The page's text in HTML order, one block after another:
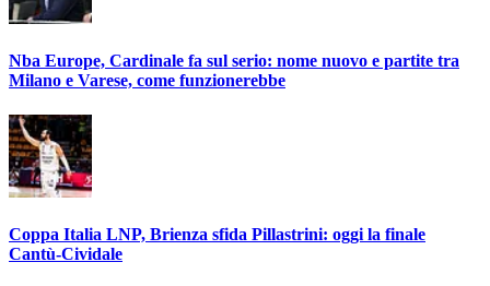
Nba Europe, Cardinale fa sul serio: nome nuovo e partite tra
Milano e Varese, come funzionerebbe
Coppa Italia LNP, Brienza sfida Pillastrini: oggi la finale
Cantù-Cividale